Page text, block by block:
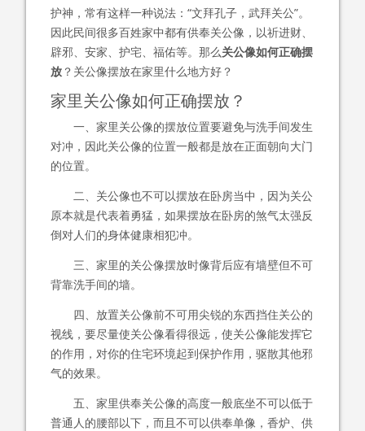
护神，常有这样一种说法：“文拜孔子，武拜关公”。
因此民间很多百姓家中都有供奉关公像，以祈进财、
辟邪、安家、护宅、福佑等。那么关公像如何正确摆
放 ？关公像摆放在家里什么地方好？
家里关公像如何正确摆放？
一、家里关公像的摆放位置要避免与洗手间发生
对冲，因此关公像的位置一般都是放在正面朝向大门
的位置。
二、关公像也不可以摆放在卧房当中，因为关公
原本就是代表着勇猛，如果摆放在卧房的煞气太强反
倒对人们的身体健康相犯冲。
三、家里的关公像摆放时像背后应有墙壁但不可
背靠洗手间的墙。
四、放置关公像前不可用尖锐的东西挡住关公的
视线，要尽量使关公像看得很远，使关公像能发挥它
的作用，对你的住宅环境起到保护作用，驱散其他邪
气的效果。
五、家里供奉关公像的高度一般底坐不可以低于
普通人的腰部以下，而且不可以供奉单像，香炉、供